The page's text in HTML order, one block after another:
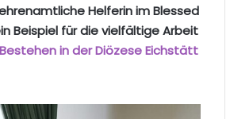
Helferin im Blessed
Beispiel für die vielfältige Arbeit
in der Diözese Eichstätt